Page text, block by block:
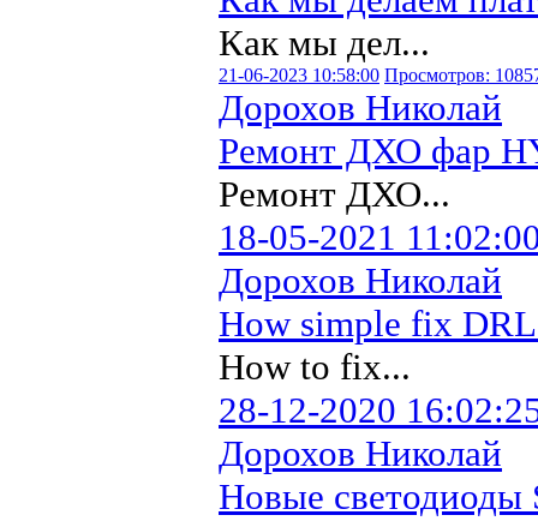
Как мы дел...
21-06-2023 10:58:00 Просмотров:
Дорохов Николай
Ремонт ДХО фар
Ремонт ДХО...
18-05-2021
Дорохов Николай
How simple fix
How to fix...
28-12-2020
Дорохов Николай
Новые светодиоды